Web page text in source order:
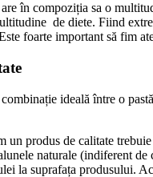
în compoziția sa o
de diete. Fiind
foarte important să fim
ideală între o
produs de calitate
naturale (indiferent
la suprafața produsului.